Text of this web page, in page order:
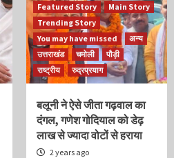
Featured Story
Main Story
Trending Story
You may have missed
अन्य
उत्तराखंड
चमोली
पौड़ी
राष्ट्रीय
रुद्रप्रयाग
बलूनी ने ऐसे जीता गढ़वाल का
दंगल, गणेश गोदियाल को डेढ़
लाख से ज्यादा वोटों से हराया
2 years ago